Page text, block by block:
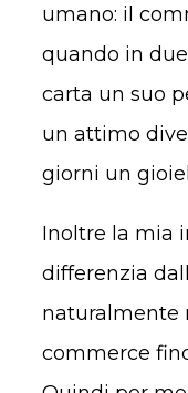
umano: il
quando in
carta un suo
un attimo
giorni un
Inoltre la mia
differenzia
naturalmente
commerce